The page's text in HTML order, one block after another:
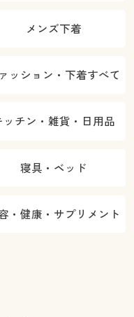
メンズ下着
ッション・下着すべて
ッチン・雑貨・日用品
寝具・ベッド
・健康・サプリメント